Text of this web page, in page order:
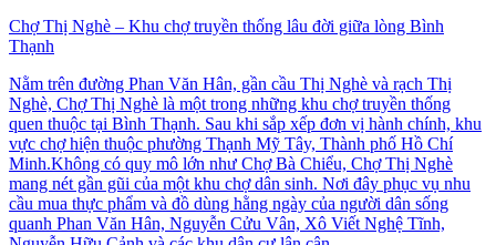
Chợ Thị Nghè – Khu chợ truyền thống lâu đời giữa lòng Bình
Thạnh
Nằm trên đường Phan Văn Hân, gần cầu Thị Nghè và rạch Thị
Nghè, Chợ Thị Nghè là một trong những khu chợ truyền thống
quen thuộc tại Bình Thạnh. Sau khi sắp xếp đơn vị hành chính, khu
vực chợ hiện thuộc phường Thạnh Mỹ Tây, Thành phố Hồ Chí
Minh.Không có quy mô lớn như Chợ Bà Chiểu, Chợ Thị Nghè
mang nét gần gũi của một khu chợ dân sinh. Nơi đây phục vụ nhu
cầu mua thực phẩm và đồ dùng hằng ngày của người dân sống
quanh Phan Văn Hân, Nguyễn Cửu Vân, Xô Viết Nghệ Tĩnh,